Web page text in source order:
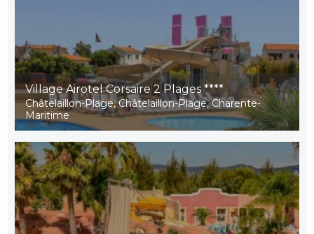
Village Airotel Corsaire 2 Plages ****
Châtelaillon-Plage, Châtelaillon-Plage, Charente-
Maritime